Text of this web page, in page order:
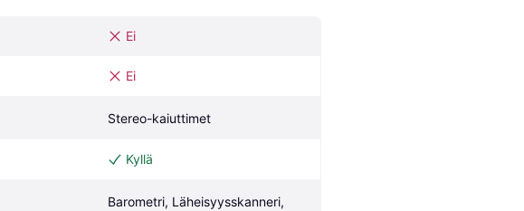
Ei
Ei
Stereo-kaiuttimet
Kyllä
Barometri, Läheisyysskanneri,